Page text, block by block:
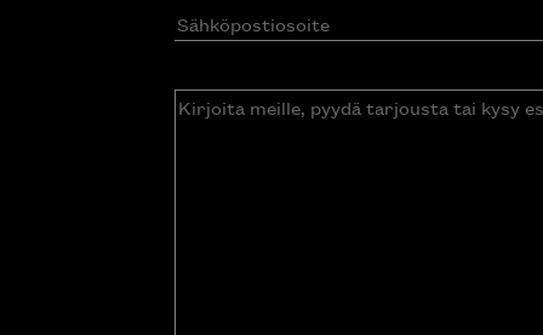
Sähköpostiosoite(Pakollinen)
Kirjoita